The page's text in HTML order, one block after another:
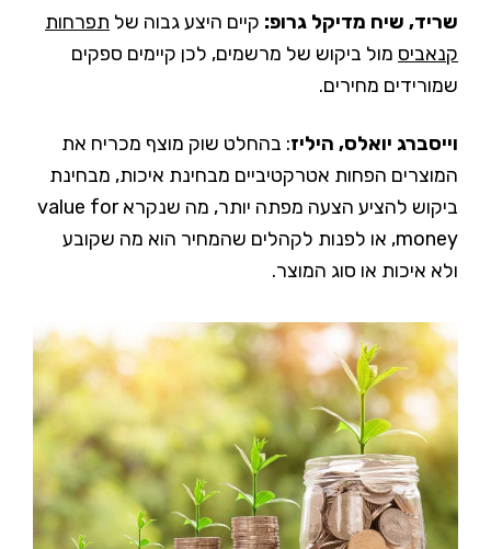
שריד, שיח מדיקל גרופ: קיים היצע גבוה של תפרחות
קנאביס מול ביקוש של מרשמים, לכן קיימים ספקים
שמורידים מחירים.
וייסברג יואלס, היליז: בהחלט שוק מוצף מכריח את
המוצרים הפחות אטרקטיביים מבחינת איכות, מבחינת
ביקוש להציע הצעה מפתה יותר, מה שנקרא value for
money, או לפנות לקהלים שהמחיר הוא מה שקובע
ולא איכות או סוג המוצר.